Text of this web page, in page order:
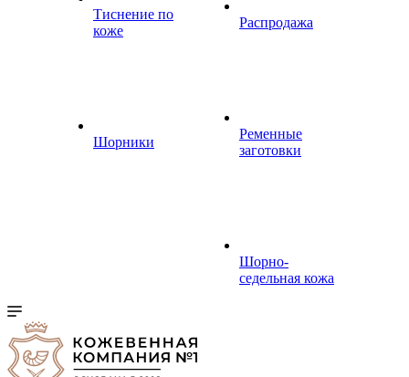
Тиснение по
коже
Шорники
Распродажа
Ременные
заготовки
Шорно-
седельная кожа